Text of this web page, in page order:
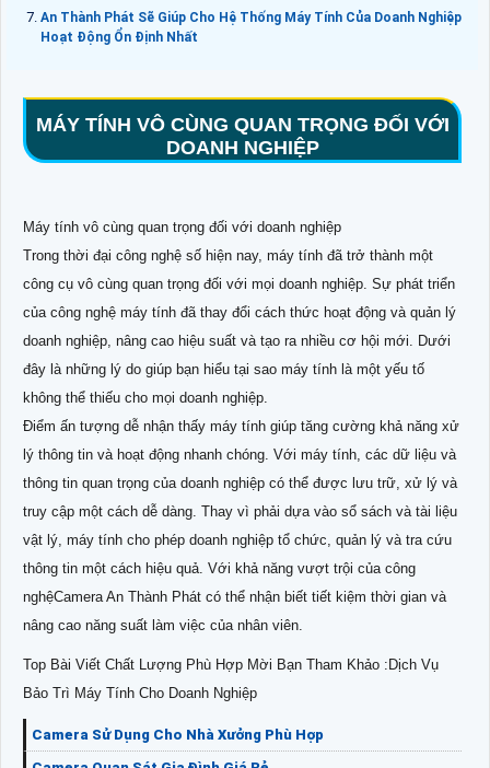
An Thành Phát Sẽ Giúp Cho Hệ Thống Máy Tính Của Doanh Nghiệp
Hoạt Động Ổn Định Nhất
MÁY TÍNH VÔ CÙNG QUAN TRỌNG ĐỐI VỚI
DOANH NGHIỆP
Máy tính vô cùng quan trọng đối với doanh nghiệp
Trong thời đại công nghệ số hiện nay, máy tính đã trở thành một
công cụ vô cùng quan trọng đối với mọi doanh nghiệp. Sự phát triển
của công nghệ máy tính đã thay đổi cách thức hoạt động và quản lý
doanh nghiệp, nâng cao hiệu suất và tạo ra nhiều cơ hội mới. Dưới
đây là những lý do giúp bạn hiểu tại sao máy tính là một yếu tố
không thể thiếu cho mọi doanh nghiệp.
Điểm ấn tượng dễ nhận thấy máy tính giúp tăng cường khả năng xử
lý thông tin và hoạt động nhanh chóng. Với máy tính, các dữ liệu và
thông tin quan trọng của doanh nghiệp có thể được lưu trữ, xử lý và
truy cập một cách dễ dàng. Thay vì phải dựa vào sổ sách và tài liệu
vật lý, máy tính cho phép doanh nghiệp tổ chức, quản lý và tra cứu
thông tin một cách hiệu quả. Với khả năng vượt trội của công
nghệCamera An Thành Phát có thể nhận biết tiết kiệm thời gian và
nâng cao năng suất làm việc của nhân viên.
Top Bài Viết Chất Lượng Phù Hợp Mời Bạn Tham Khảo :Dịch Vụ
Bảo Trì Máy Tính Cho Doanh Nghiệp
Camera Sử Dụng Cho Nhà Xưởng Phù Hợp